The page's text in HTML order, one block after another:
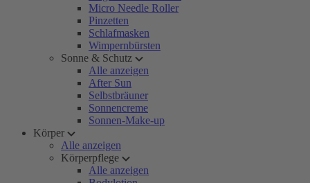
Micro Needle Roller
Pinzetten
Schlafmasken
Wimpernbürsten
Sonne & Schutz
Alle anzeigen
After Sun
Selbstbräuner
Sonnencreme
Sonnen-Make-up
Körper
Alle anzeigen
Körperpflege
Alle anzeigen